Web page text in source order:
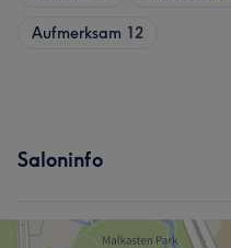
Aufmerksam 12
Saloninfo